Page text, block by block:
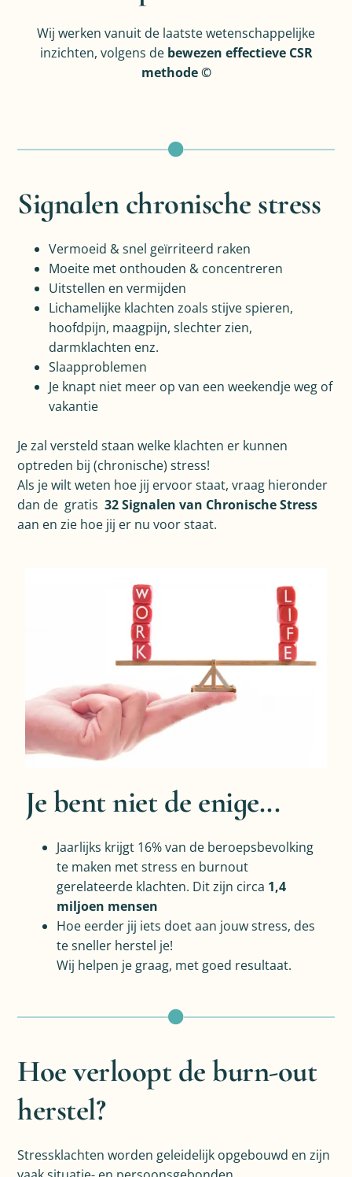
Wij werken vanuit de laatste wetenschappelijke
inzichten, volgens de bewezen effectieve CSR
methode ©
Signalen chronische stress
Vermoeid & snel geïrriteerd raken
Moeite met onthouden & concentreren
Uitstellen en vermijden
Lichamelijke klachten zoals stijve spieren,
hoofdpijn, maagpijn, slechter zien,
darmklachten enz.
Slaapproblemen
Je knapt niet meer op van een weekendje weg of
vakantie
Je zal versteld staan welke klachten er kunnen
optreden bij (chronische) stress!
Als je wilt weten hoe jij ervoor staat, vraag hieronder
dan de gratis32 Signalen van Chronische Stress
aan en zie hoe jij er nu voor staat.
Je bent niet de enige...
Jaarlijks krijgt 16% van de beroepsbevolking
te maken met stress en burnout
gerelateerde klachten. Dit zijn circa 1,4
miljoen mensen
Hoe eerder jij iets doet aan jouw stress, des
te sneller herstel je!
Wij helpen je graag, met goed resultaat.
Hoe verloopt de burn-out
herstel?
Stressklachten worden geleidelijk opgebouwd en zijn